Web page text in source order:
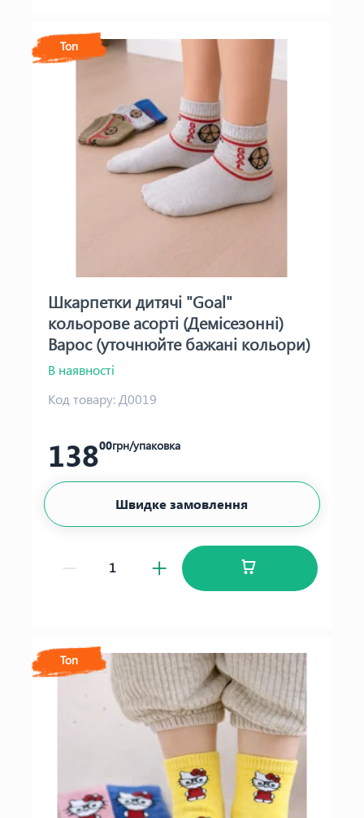
Топ
Шкарпетки дитячі "Goal"
кольорове асорті (Демісезонні)
Варос (уточнюйте бажані кольори)
В наявності
Код товару:Д0019
13800грн/упаковка
Швидке замовлення
Топ